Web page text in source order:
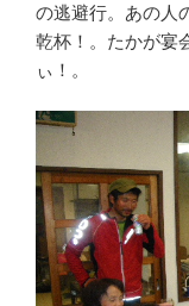
の逃避行。あの人
乾杯！。たかが宴
ぃ！。